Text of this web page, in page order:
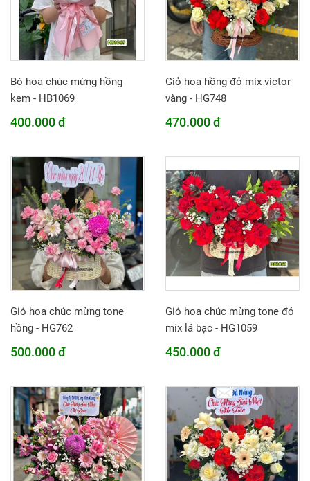
Bó hoa chúc mừng hồng
kem - HB1069
400.000 đ
Giỏ hoa hồng đỏ mix victor
vàng - HG748
470.000 đ
Giỏ hoa chúc mừng tone
hồng - HG762
500.000 đ
Giỏ hoa chúc mừng tone đỏ
mix lá bạc - HG1059
450.000 đ